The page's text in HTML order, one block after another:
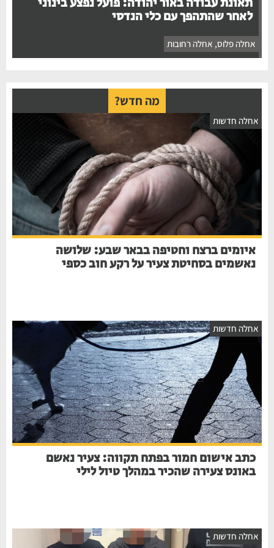
לאחר שהתהפך עם כלי הנדסי
אחלה פלוס ,אחלה רחובות
מה חדש?
חדשות
איומים ברצח וחטיפה בבאר שבע: שלושה
נאשמים בסחיטת צעיר על רקע חוב כספי
חדשות
כתב אישום חמור בפתח תקווה: צעיר נאשם
באונס צעירה שהכיר במהלך טיול לילי
חדשות